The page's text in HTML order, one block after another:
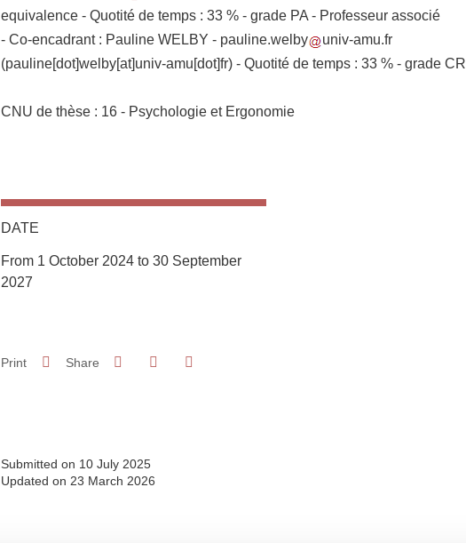
equivalence - Quotité de temps : 33 % - grade PA - Professeur associé
- Co-encadrant : Pauline WELBY - pauline.welby
univ-amu.fr
(pauline[dot]welby[at]univ-amu[dot]fr)- Quotité de temps : 33 % - grade CR
CNU de thèse : 16 - Psychologie et Ergonomie
DATE
From 1 October 2024 to 30 September
2027
Print Share Share on Facebook
Share on LinkedIn
Submitted on 10 July 2025
Updated on 23 March 2026